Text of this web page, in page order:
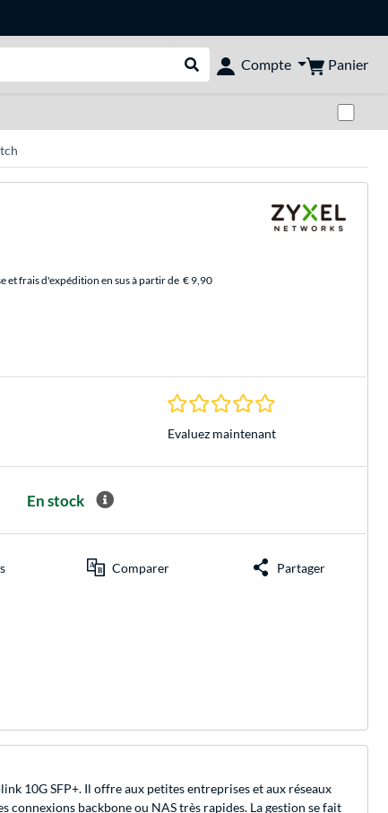
Rechercher dans le shop
Compte Panier
et frais d'expédition en sus à partir de € 9,90
0.0 Étoiles à 0
Evaluez maintenant
En stock
Comparer Partager
10G SFP+. Il offre aux petites entreprises et aux réseaux
connexions backbone ou NAS très rapides. La gestion se fait